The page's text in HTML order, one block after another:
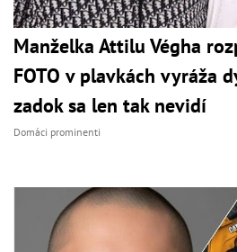
Manželka Attilu Végha
FOTO v plavkách vyráža
zadok sa len tak nevidí
Domáci prominenti